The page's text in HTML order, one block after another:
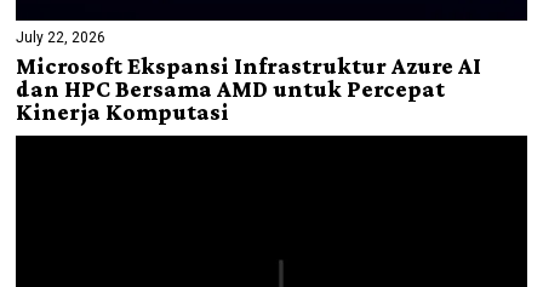
July 22, 2026
Microsoft Ekspansi Infrastruktur Azure AI
dan HPC Bersama AMD untuk Percepat
Kinerja Komputasi